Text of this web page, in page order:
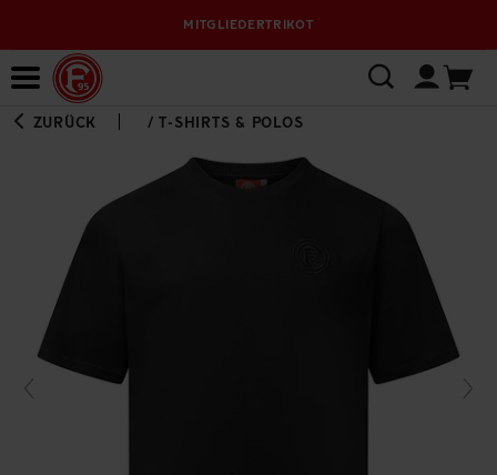
MITGLIEDERTRIKOT
ZURÜCK /T-SHIRTS & POLOS